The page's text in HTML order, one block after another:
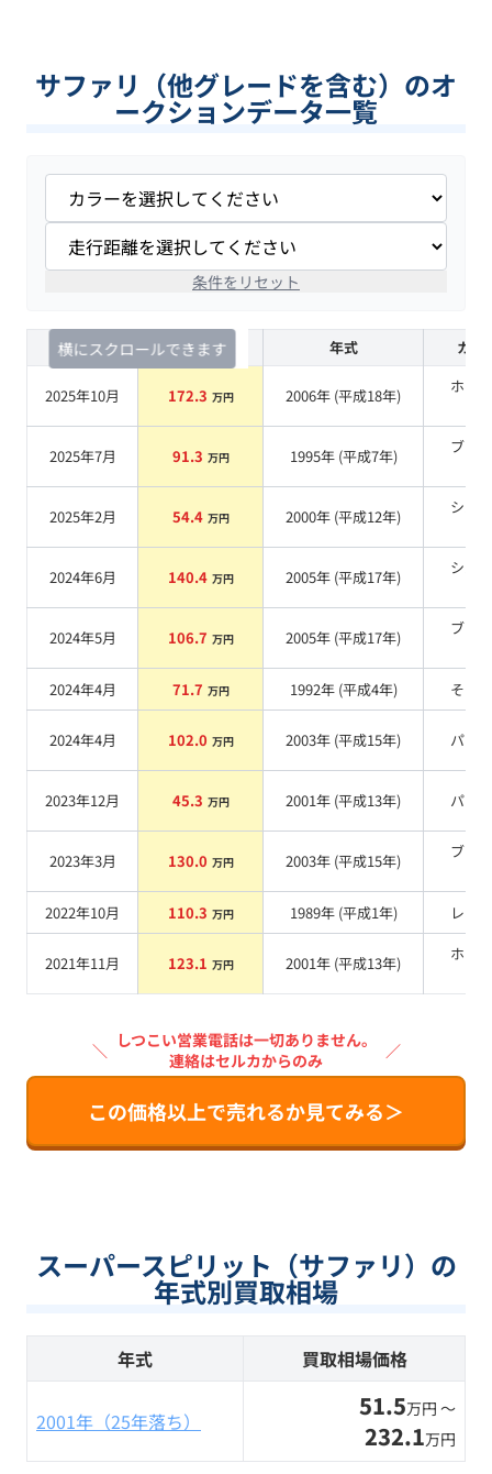
サファリ（他グレードを含む）のオ
ークションデータ一覧
条件をリセット
横にスクロールできます
査定時期 セルカ実績 年式 カラ
2025年10月 172.3 万円 2006年 (平成18年)
ホワ
2025年7月 91.3 万円 1995年 (平成7年)
ブラ
2025年2月 54.4 万円 2000年 (平成12年)
シル
2024年6月 140.4 万円 2005年 (平成17年)
シル
2024年5月 106.7 万円 2005年 (平成17年)
ブラ
2024年4月
71.7 万円 1992年 (平成4年) その他
2024年4月 102.0 万円 2003年 (平成15年) パール
2023年12月 45.3 万円 2001年 (平成13年) パール
2023年3月 130.0 万円 2003年 (平成15年)
ブラ
2022年10月
110.3 万円 1989年 (平成1年) レッド
2021年11月 123.1 万円 2001年 (平成13年)
ホワ
＼ しつこい営業電話は一切ありません。
連絡はセルカからのみ
／
この価格以上で売れるか見てみる＞
スーパースピリット（サファリ）の
年式別買取相場
年式 買取相場価格
2001年（25年落ち） 51.5万円 〜
232.1万円